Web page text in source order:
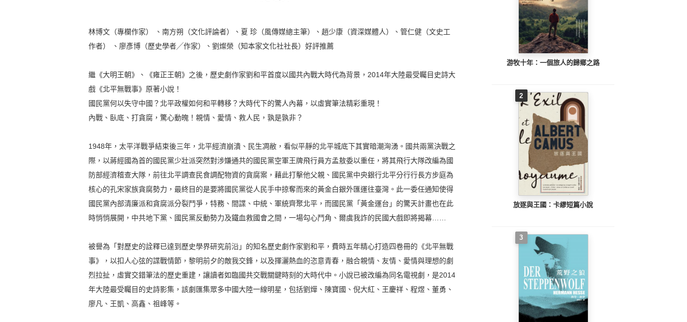
林博文（專欄作家） 、南方朔（文化評論者）、夏 珍（風傳媒總主筆）、趙少康（資深媒體人）、管仁健（文史工
作者） 、廖彥博（歷史學者╱作家）、劉燦榮（知本家文化社社長）好評推薦
繼《大明王朝》、《雍正王朝》之後，歷史劇作家劉和平首度以國共內戰大時代為背景，2014年大陸最受矚目史詩大
戲《北平無戰事》原著小說！
國民黨何以失守中國？北平政權如何和平轉移？大時代下的驚人內幕，以虛實筆法精彩重現！
內戰、臥底、打貪腐，驚心動魄！親情、愛情、救人民，孰是孰非？
1948年，太平洋戰爭結束後三年，北平經濟崩潰、民生凋敝，看似平靜的北平城底下其實暗潮洶湧。國共兩黨決戰之
際，以蔣經國為首的國民黨少壯派突然對涉嫌通共的國民黨空軍王牌飛行員方孟敖委以重任，將其飛行大隊改編為國
防部經濟稽查大隊，前往北平調查民食調配物資的貪腐案，藉此打擊他父親、國民黨中央銀行北平分行行長方步庭為
核心的孔宋家族貪腐勢力，最終目的是要將國民黨從人民手中掠奪而來的黃金白銀外匯運往臺灣。此一委任通知使得
國民黨內部清廉派和貪腐派分裂鬥爭，特務、間諜、中統、軍統齊聚北平，而國民黨「黃金運台」的驚天計畫也在此
時悄悄展開，中共地下黨、國民黨反動勢力及鐵血救國會之間，一場勾心鬥角、爾虞我詐的民國大戲即將揭幕……
被譽為「對歷史的詮釋已達到歷史學界研究前沿」的知名歷史劇作家劉和平，費時五年精心打造四卷冊的《北平無戰
事》，以扣人心弦的諜戰情節，黎明前夕的敵我交鋒，以及揮灑熱血的恣意青春，融合親情、友情、愛情與理想的劇
烈拉扯，虛實交錯筆法的歷史重建，讓讀者如臨國共交戰關鍵時刻的大時代中。小說已被改編為同名電視劇，是2014
年大陸最受矚目的史詩影集，該劇匯集眾多中國大陸一線明星，包括劉燁、陳寶國、倪大紅、王慶祥、程煜、董勇、
廖凡、王凱、高鑫、祖峰等。
游牧十年：一個旅人的歸鄉之路
2
放逐與王國：卡繆短篇小說
3